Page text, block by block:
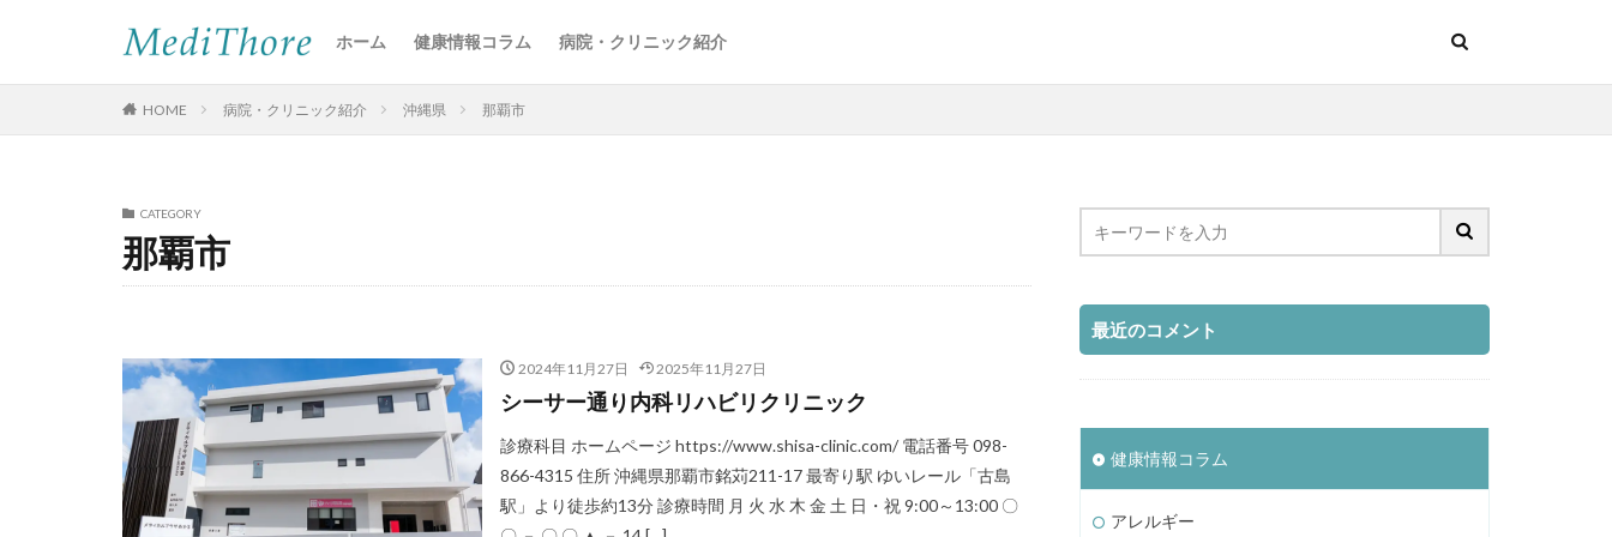
ホーム 健康情報コラム 病院・クリニック紹介
HOME 病院・クリニック紹介 沖縄県 那覇市
CATEGORY
那覇市
2024年11月27日 2025年11月27日
シーサー通り内科リハビリクリニック
診療科目 ホームページ https://www.shisa-clinic.com/ 電話番号 098-
866-4315 住所 沖縄県那覇市銘苅211-17 最寄り駅 ゆいレール「古島
駅」より徒歩約13分 診療時間 月 火 水 木 金 土 日・祝 9:00～13:00 〇
最近のコメント
健康情報コラム
アレルギー